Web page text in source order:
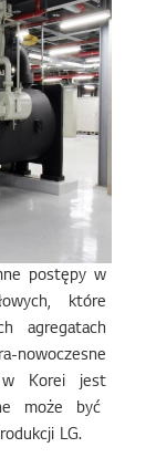
postępy w
które
agregatach
nowoczesne
w Korei jest
może być
LG.